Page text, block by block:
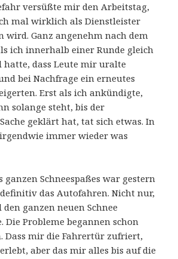
versüßte mir den Arbeitstag,
mal wirklich als Dienstleister
wird. Ganz angenehm nach dem
ich innerhalb einer Runde gleich
hatte, dass Leute mir uralte
bei Nachfrage ein erneutes
Erst als ich ankündigte,
solange steht, bis der
geklärt hat, tat sich etwas. In
immer wieder was
ganzen Schneespaßes war gestern
das Autofahren. Nicht nur,
ganzen neuen Schnee
Die Probleme begannen schon
Dass mir die Fahrertür zufriert,
aber das mir alles bis auf die